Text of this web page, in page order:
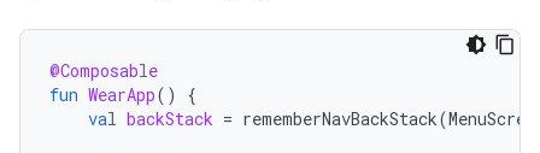
@Composable
fun WearApp()
{
val backStack = rememberNavBackStack(